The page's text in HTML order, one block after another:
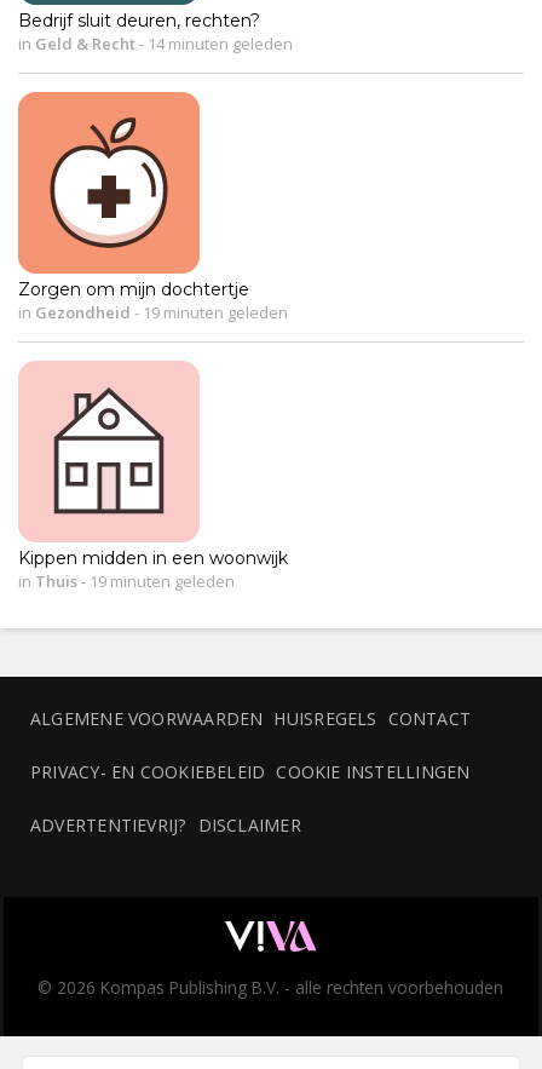
Bedrijf sluit deuren, rechten?
in Geld & Recht- 14 minuten geleden
Zorgen om mijn dochtertje
in Gezondheid - 19 minuten geleden
Kippen midden in een woonwijk
in Thuis- 19 minuten geleden
ALGEMENE VOORWAARDEN HUISREGELS CONTACT
PRIVACY- EN COOKIEBELEID COOKIE INSTELLINGEN
ADVERTENTIEVRIJ? DISCLAIMER
© 2026 Kompas Publishing B.V. - alle rechten voorbehouden